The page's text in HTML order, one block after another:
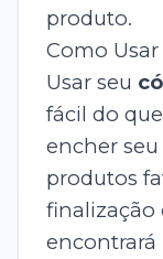
produto.
Como
Usar seu
fácil do
encher
produtos
finalização
encontrará